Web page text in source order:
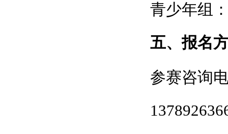
青少年组
五、报名
参赛咨询